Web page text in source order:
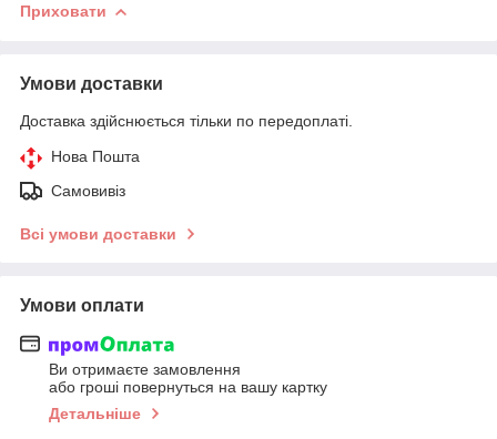
Приховати
Умови доставки
Доставка здійснюється тільки по передоплаті.
Нова Пошта
Самовивіз
Всі умови доставки
Умови оплати
Ви отримаєте замовлення
або гроші повернуться на вашу картку
Детальніше